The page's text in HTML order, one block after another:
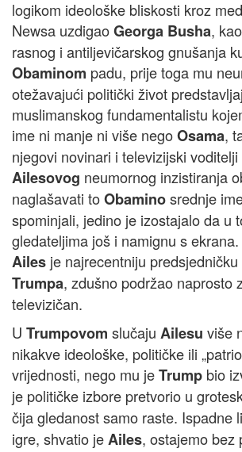
logikom ideološke bliskosti kroz
Newsa uzdigaoGeorga Busha,
rasnog i antiljevičarskog gnušanja
Obaminom padu, prije toga mu
otežavajući politički život
muslimanskog fundamentalistu
ime ni manje ni više negoOsama,
njegovi novinari i televizijski voditelji
Ailesovog neumornog inzistiranja
naglašavati toObaminosrednje
spominjali, jedino je izostajalo da u
gledateljima još i namignu s
Ailes je najrecentniju
Trumpa, zdušno podržao naprosto
televizičan.
U Trumpovom slučaju Ailesu više
nikakve ideološke, političke ili
vrijednosti, nego mu jeTrump bio
je političke izbore pretvorio u
čija gledanost samo raste. Ispadne li
igre, shvatio jeAiles, ostajemo bez